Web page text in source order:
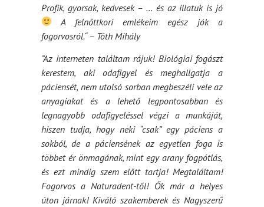
Profik, gyorsak, kedvesek – … és az illatuk is jó
A felnőttkori emlékeim egész jók a
fogorvosról.“ – Tóth Mihály
”Az interneten találtam rájuk! Biológiai fogászt
kerestem, aki odafigyel és meghallgatja a
páciensét, nem utolsó sorban megbeszéli vele az
anyagiakat és a lehető legpontosabban és
legnagyobb odafigyeléssel végzi a munkáját,
hiszen tudja, hogy neki “csak” egy páciens a
sokból, de a páciensének az egyetlen foga is
többet ér önmagának, mint egy arany fogpótlás,
és ezt mindig szem előtt tartja! Megtaláltam!
Fogorvos a Naturadent-től! Ők már a helyes
úton járnak! Kiváló szakemberek és Nagyszerű